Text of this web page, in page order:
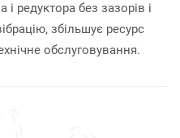
і редуктора без зазорів і
збільшує ресурс
обслуговування.